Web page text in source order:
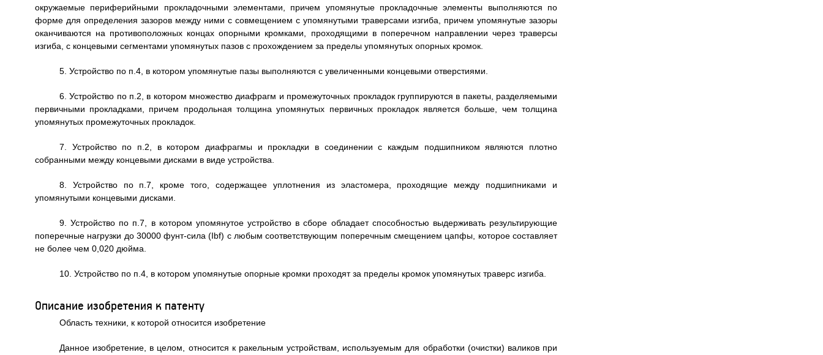
окружаемые периферийными прокладочными элементами, причем упомянутые прокладочные элементы выполняются по
форме для определения зазоров между ними с совмещением с упомянутыми траверсами изгиба, причем упомянутые зазоры
оканчиваются на противоположных концах опорными кромками, проходящими в поперечном направлении через траверсы
изгиба, с концевыми сегментами упомянутых пазов с прохождением за пределы упомянутых опорных кромок.
5. Устройство по п.4, в котором упомянутые пазы выполняются с увеличенными концевыми отверстиями.
6. Устройство по п.2, в котором множество диафрагм и промежуточных прокладок группируются в пакеты, разделяемыми
первичными прокладками, причем продольная толщина упомянутых первичных прокладок является больше, чем толщина
упомянутых промежуточных прокладок.
7. Устройство по п.2, в котором диафрагмы и прокладки в соединении с каждым подшипником являются плотно
собранными между концевыми дисками в виде устройства.
8. Устройство по п.7, кроме того, содержащее уплотнения из эластомера, проходящие между подшипниками и
упомянутыми концевыми дисками.
9. Устройство по п.7, в котором упомянутое устройство в сборе обладает способностью выдерживать результирующие
поперечные нагрузки до 30000 фунт-сила (Ibf) с любым соответствующим поперечным смещением цапфы, которое составляет
не более чем 0,020 дюйма.
10. Устройство по п.4, в котором упомянутые опорные кромки проходят за пределы кромок упомянутых траверс изгиба.
Описание изобретения к патенту
Область техники, к которой относится изобретение
Данное изобретение, в целом, относится к ракельным устройствам, используемым для обработки (очистки) валиков при